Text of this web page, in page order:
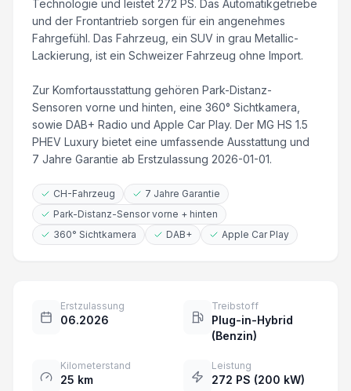
Technologie und leistet 272 PS. Das Automatikgetriebe
und der Frontantrieb sorgen für ein angenehmes
Fahrgefühl. Das Fahrzeug, ein SUV in grau Metallic-
Lackierung, ist ein Schweizer Fahrzeug ohne Import.
Zur Komfortausstattung gehören Park-Distanz-
Sensoren vorne und hinten, eine 360° Sichtkamera,
sowie DAB+ Radio und Apple Car Play. Der MG HS 1.5
PHEV Luxury bietet eine umfassende Ausstattung und
7 Jahre Garantie ab Erstzulassung 2026-01-01.
CH-Fahrzeug
7 Jahre Garantie
Park-Distanz-Sensor vorne + hinten
360° Sichtkamera
DAB+ Apple Car Play
Erstzulassung
06.2026
Treibstoff
Plug-in-Hybrid
(Benzin)
Kilometerstand
25 km
Leistung
272 PS (200 kW)